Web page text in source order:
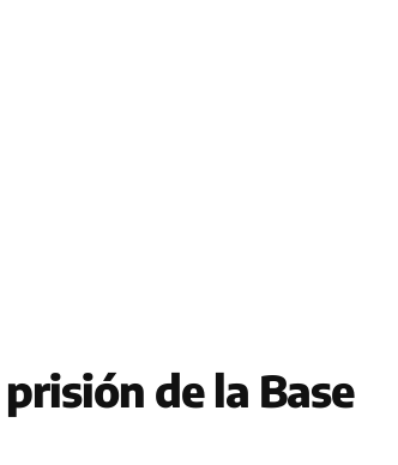
de la Base